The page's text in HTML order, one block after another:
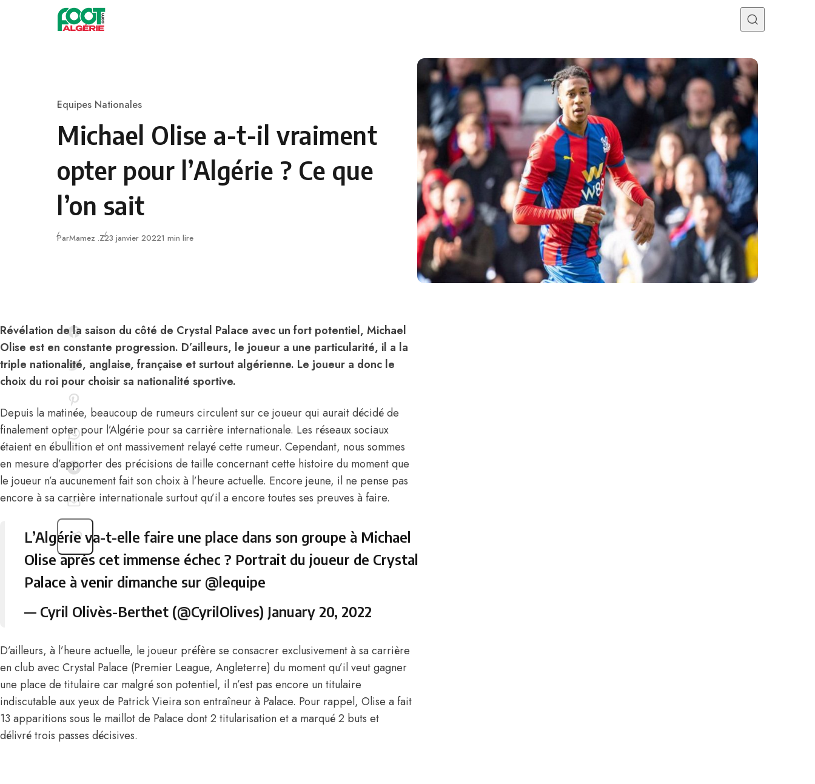
Skip to content
Category
Equipes Nationales
Michael Olise a-t-il vraiment
opter pour l’Algérie ? Ce que
l’on sait
ParMamez .ZPublié
23 janvier 20221 min lire
Révélation de la saison du côté de Crystal Palace avec un fort potentiel, Michael
Olise est en constante progression. D’ailleurs, le joueur a une particularité, il a la
triple nationalité, anglaise, française et surtout algérienne. Le joueur a donc le
choix du roi pour choisir sa nationalité sportive.
Depuis la matinée, beaucoup de rumeurs circulent sur ce joueur qui aurait décidé de
finalement opter pour l’Algérie pour sa carrière internationale. Les réseaux sociaux
étaient en ébullition et ont massivement relayé cette rumeur. Cependant, nous sommes
en mesure d’apporter des précisions de taille concernant cette histoire du moment que
le joueur n’a aucunement fait son choix à l’heure actuelle. Encore jeune, il ne pense pas
encore à sa carrière internationale surtout qu’il a encore toutes ses preuves à faire.
L’Algérie va-t-elle faire une place dans son groupe à Michael
Olise après cet immense échec ? Portrait du joueur de Crystal
Palace à venir dimanche sur @lequipe
— Cyril Olivès-Berthet (@CyrilOlives) January 20, 2022
D’ailleurs, à l’heure actuelle, le joueur préfère se consacrer exclusivement à sa carrière
en club avec Crystal Palace (Premier League, Angleterre) du moment qu’il veut gagner
une place de titulaire car malgré son potentiel, il n’est pas encore un titulaire
indiscutable aux yeux de Patrick Vieira son entraîneur à Palace. Pour rappel, Olise a fait
13 apparitions sous le maillot de Palace dont 2 titularisation et a marqué 2 buts et
délivré trois passes décisives.